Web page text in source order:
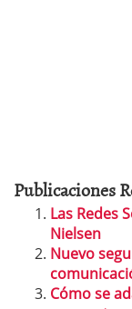
Publicaciones
Las Redes
Nielsen
Nuevo
Cómo se